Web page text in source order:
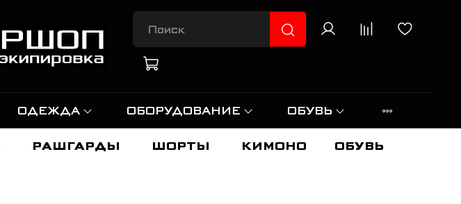
ОДЕЖДА ОБОРУДОВАНИЕ ОБУВЬ
РАШГАРДЫ ШОРТЫ КИМОНО ОБУВЬ